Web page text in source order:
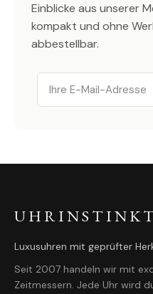
Einblicke aus unserer
kompakt und ohne
abbestellbar.
Email
Luxusuhren mit geprüfter
Seit 2007 handeln wir mit
Zeitmessern. Jede Uhr wird